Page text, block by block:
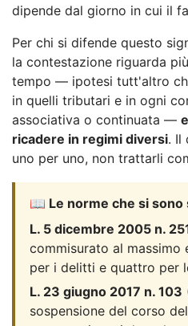
dipende dal giorno in cui il
Per chi si difende questo
la contestazione riguarda
tempo — ipotesi tutt'altro
in quelli tributari e in ogni
associativa o continuata —
ricadere in regimi diversi. Il
uno per uno, non trattarli
📖 Le norme che si sono
L. 5 dicembre 2005 n.
commisurato al massimo
per i delitti e quattro per
L. 23 giugno 2017 n. 103
sospensione del corso